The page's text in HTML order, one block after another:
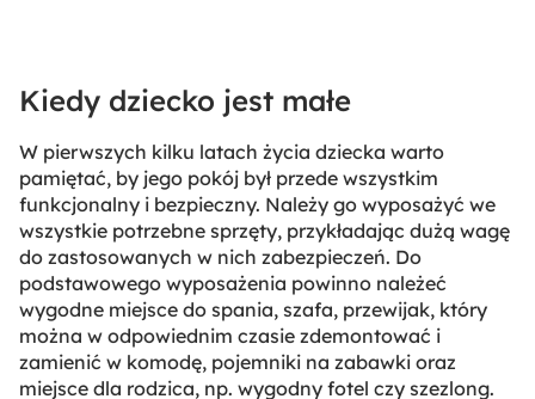
Kiedy dziecko jest małe
W pierwszych kilku latach życia dziecka warto
pamiętać, by jego pokój był przede wszystkim
funkcjonalny i bezpieczny. Należy go wyposażyć we
wszystkie potrzebne sprzęty, przykładając dużą wagę
do zastosowanych w nich zabezpieczeń. Do
podstawowego wyposażenia powinno należeć
wygodne miejsce do spania, szafa, przewijak, który
można w odpowiednim czasie zdemontować i
zamienić w komodę, pojemniki na zabawki oraz
miejsce dla rodzica, np. wygodny fotel czy szezlong.